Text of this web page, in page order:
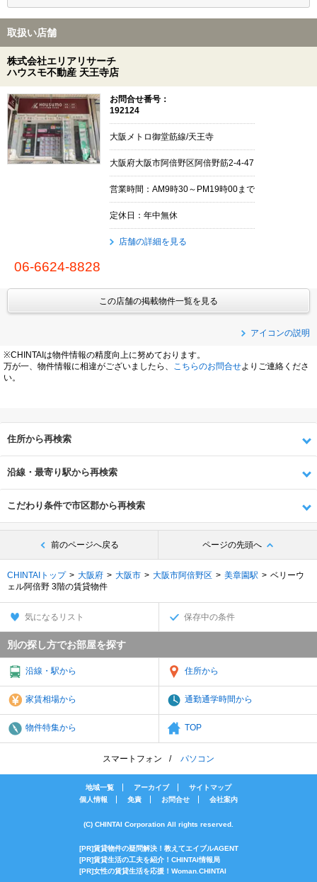
取扱い店舗
株式会社エリアリサーチ
ハウスモ不動産 天王寺店
お問合せ番号：
192124
大阪メトロ御堂筋線/天王寺
大阪府大阪市阿倍野区阿倍野筋2-4-47
営業時間：AM9時30～PM19時00まで
定休日：年中無休
店舗の詳細を見る
06-6624-8828
この店舗の掲載物件一覧を見る
アイコンの説明
※CHINTAIは物件情報の精度向上に努めております。
万が一、物件情報に相違がございましたら、 こちらのお問合せよりご連絡くださ
い。
住所から再検索
沿線・最寄り駅から再検索
こだわり条件で市区郡から再検索
前のページへ戻る ページの先頭へ
CHINTAIトップ 大阪府 大阪市 大阪市阿倍野区 美章園駅
ベリーウ
ェル阿倍野 3階の賃貸物件
気になるリスト 保存中の条件
別の探し方でお部屋を探す
沿線・駅から 住所から
家賃相場から 通勤通学時間から
物件特集から TOP
スマートフォン パソコン
地域一覧 アーカイブ
サイトマップ
個人情報
免責 お問合せ 会社案内
(C) CHINTAI Corporation All rights reserved.
[PR]賃貸物件の疑問解決！教えてエイブルAGENT
[PR]賃貸生活の工夫を紹介！CHINTAI情報局
[PR]女性の賃貸生活を応援！Woman.CHINTAI